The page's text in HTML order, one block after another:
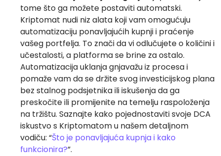
tome što ga možete postaviti automatski.
Kriptomat nudi niz alata koji vam omogućuju
automatizaciju ponavljajućih kupnji i praćenje
vašeg portfelja. To znači da vi odlučujete o količini i
učestalosti, a platforma se brine za ostalo.
Automatizacija uklanja gnjavažu iz procesa i
pomaže vam da se držite svog investicijskog plana
bez stalnog podsjetnika ili iskušenja da ga
preskočite ili promijenite na temelju raspoloženja
na tržištu. Saznajte kako pojednostaviti svoje DCA
iskustvo s Kriptomatom u našem detaljnom
vodiču: “Što je ponavljajuća kupnja i kako
funkcionira?”.